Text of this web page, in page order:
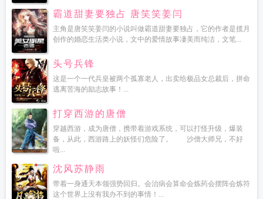
霸道甜妻要独占 唐笑笑姜闫
主角是唐笑笑姜闫的小说叫做霸道甜妻要独占，它的作者是揽月
创作的婚恋生活类小说，文中的爱情故事凄美而纯洁，文笔...
头号兵锋
这是一个一代兵皇被两个孤寡老人，出卖给极品女总裁后，拼命
逃离苦海的励志故事！...
打穿西游的唐僧
穿越西游，成为唐僧，携带着游戏系统，可以打怪升级，爆装
备，从此，西游路上的妖怪们危险了。 沙僧大师兄，不好
啦...
沈风苏静雨
带着一身通天本领强势回归。会治病会算命会炼药会摆阵会炼符
这个世界上没有我办不到的事情！...